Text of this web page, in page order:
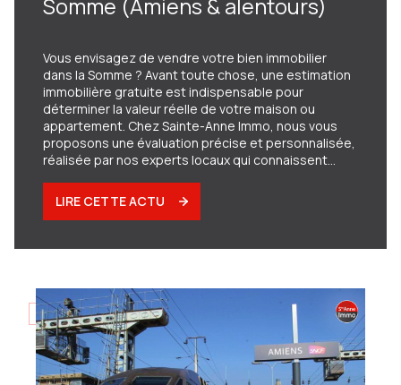
Somme (Amiens & alentours)
Vous envisagez de vendre votre bien immobilier
dans la Somme ? Avant toute chose, une estimation
immobilière gratuite est indispensable pour
déterminer la valeur réelle de votre maison ou
appartement. Chez Sainte-Anne Immo, nous vous
proposons une évaluation précise et personnalisée,
réalisée par nos experts locaux qui connaissent
LIRE CETTE ACTU
02/12/2025